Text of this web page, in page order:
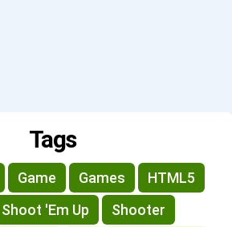
Tags
Game Games
HTML5
Shoot 'Em Up
Shooter